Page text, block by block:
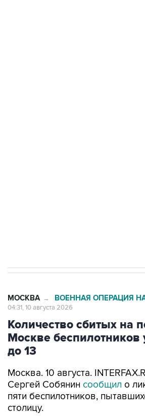
МОСКВА → ВОЕННАЯ ОПЕРАЦИЯ
04:31, 10 августа 2026
Количество сбитых на
Москве беспилотников
до 13
Москва. 10 августа.
Сергей Собянин сообщил о
пяти беспилотников,
столицу.